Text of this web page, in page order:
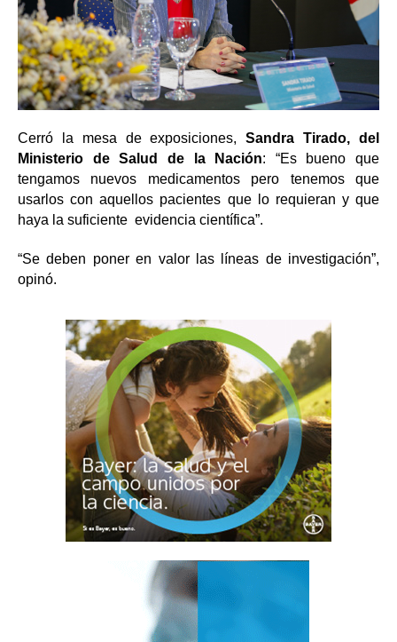
Cerró la mesa de exposiciones,Sandra Tirado, del
Ministerio de Salud de la Nación: “Es bueno que
tengamos nuevos medicamentos pero tenemos que
usarlos con aquellos pacientes que lo requieran y que
haya la suficiente evidencia científica”.
“Se deben poner en valor las líneas de investigación”,
opinó.